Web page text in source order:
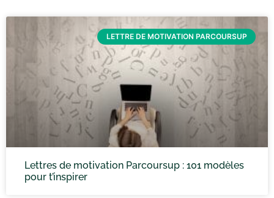
LETTRE DE MOTIVATION PARCOURSUP
Lettres de motivation Parcoursup : 101 modèles
pour t’inspirer